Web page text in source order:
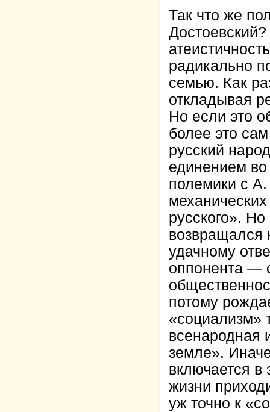
Так что же
радикально
семью. Как
откладывая
Но если это
более это
русский
единением
полемики с
русского».
возвращался
удачному
оппонента —
потому
«социализм»
всенародная
земле».
включается в
жизни
уж точно к